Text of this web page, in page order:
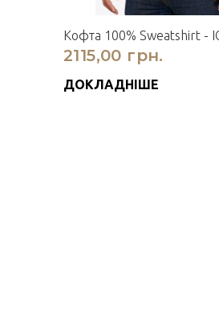
Кофта 100% Sweatshirt -
2115,00 грн.
ДОКЛАДНІШЕ